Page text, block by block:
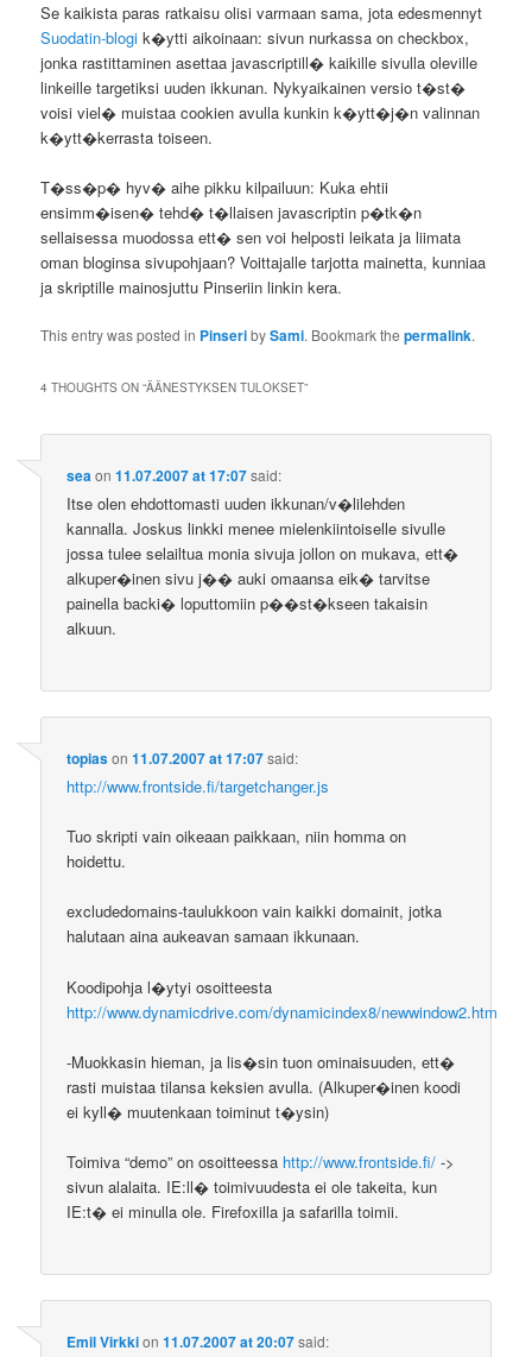
Se kaikista paras ratkaisu olisi varmaan sama, jota edesmennyt
Suodatin-blogi k�ytti aikoinaan: sivun nurkassa on checkbox,
jonka rastittaminen asettaa javascriptill� kaikille sivulla oleville
linkeille targetiksi uuden ikkunan. Nykyaikainen versio t�st�
voisi viel� muistaa cookien avulla kunkin k�ytt�j�n valinnan
k�ytt�kerrasta toiseen.
T�ss�p� hyv� aihe pikku kilpailuun: Kuka ehtii
ensimm�isen� tehd� t�llaisen javascriptin p�tk�n
sellaisessa muodossa ett� sen voi helposti leikata ja liimata
oman bloginsa sivupohjaan? Voittajalle tarjotta mainetta, kunniaa
ja skriptille mainosjuttu Pinseriin linkin kera.
This entry was posted in PinseribySami. Bookmark thepermalink.
4 THOUGHTS ON “ÄÄNESTYKSEN TULOKSET”
seaon11.07.2007 at 17:07said:
Itse olen ehdottomasti uuden ikkunan/v�lilehden
kannalla. Joskus linkki menee mielenkiintoiselle sivulle
jossa tulee selailtua monia sivuja jollon on mukava, ett�
alkuper�inen sivu j�� auki omaansa eik� tarvitse
painella backi� loputtomiin p��st�kseen takaisin
alkuun.
topiason11.07.2007 at 17:07said:
http://www.frontside.fi/targetchanger.js
Tuo skripti vain oikeaan paikkaan, niin homma on
hoidettu.
excludedomains-taulukkoon vain kaikki domainit, jotka
halutaan aina aukeavan samaan ikkunaan.
Koodipohja l�ytyi osoitteesta
http://www.dynamicdrive.com/dynamicindex8/newwindow2.htm
-Muokkasin hieman, ja lis�sin tuon ominaisuuden, ett�
rasti muistaa tilansa keksien avulla. (Alkuper�inen koodi
ei kyll� muutenkaan toiminut t�ysin)
Toimiva “demo” on osoitteessa http://www.frontside.fi/ ->
sivun alalaita. IE:ll� toimivuudesta ei ole takeita, kun
IE:t� ei minulla ole. Firefoxilla ja safarilla toimii.
Emil Virkkion11.07.2007 at 20:07said: